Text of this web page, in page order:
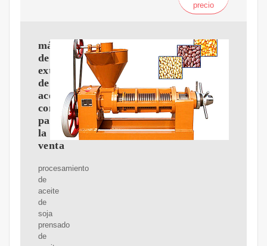
precio
máquina
de
extracción
de
aceite
comestible
para
la
venta
procesamiento
de
aceite
de
soja
prensado
de